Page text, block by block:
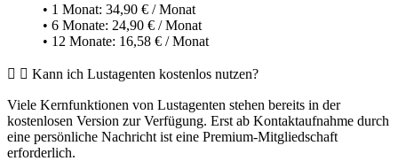
• 1 Monat: 34,90 € / Monat
• 6 Monate: 24,90 € / Monat
• 12 Monate: 16,58 € / Monat
Kann ich Lustagenten kostenlos nutzen?
Viele Kernfunktionen von Lustagenten stehen bereits in der
kostenlosen Version zur Verfügung. Erst ab Kontaktaufnahme durch
eine persönliche Nachricht ist eine Premium-Mitgliedschaft
erforderlich.